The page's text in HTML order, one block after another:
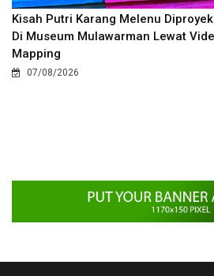
Kisah Putri Karang Melenu
Di Museum Mulawarman Lewat
Mapping
07/08/2026